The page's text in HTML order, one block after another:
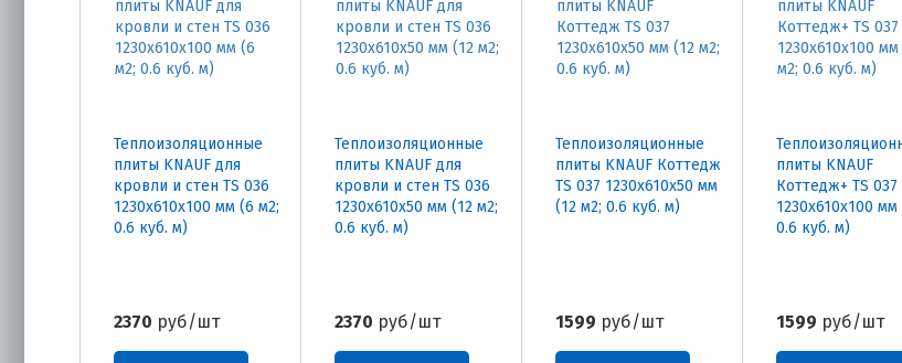
Теплоизоляционные
плиты KNAUF для
кровли и стен TS 036
1230х610х100 мм (6 м2;
0.6 куб. м)
2370 руб/шт
Теплоизоляционные
плиты KNAUF для
кровли и стен TS 036
1230х610х50 мм (12 м2;
0.6 куб. м)
2370 руб/шт
Теплоизоляционные
плиты KNAUF Коттедж
TS 037 1230х610х50 мм
(12 м2; 0.6 куб. м)
1599 руб/шт
плиты KNAUF
Коттедж+ TS 037
1230х610х100 мм
0.6 куб. м)
1599 руб/шт